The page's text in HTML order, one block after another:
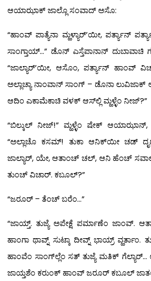
ಆಯಾಝಾಕ್ ಜಾಲ್ಲೊ ಸಂವಾದ್ ಅಸೊ:
“ಹಾಂವ್ ಪಾತ್ಯೆನಾ ಮ್ಹಳ್ಯಾರ್’ಯೀ, ಪರ್ತ್ಯಾನ್
ಸಾಂಗ್ತಾಯ್…” ಡೊನ್ ಎಸ್ತೆಪಾನಾನ್ ದುಬಾವಾಚಿ
“ಜಾಲ್ಯಾರ್’ಯೀ, ಆಸೊಂ, ಪರ್ತ್ಯಾನ್ ಹಾಂವ್
ಅಲ್ಲಾಚ್ಯಾ ನಾಂವಾನ್ ಸಾಂಗ್ – ಡೊನಾ ಲುವಿಜಾಕ್
ಆದಿಂ ಎಕಾಮೆಕಾಚಿ ವಳಕ್ ಆಸ್‍ಲ್ಲಿ ಮ್ಹಳ್ಳೆಂ ನೀಜ್?”
“ಬಿಲ್ಕುಲ್ ನೀಜ್!” ಮ್ಹಳ್ಳೆಂ ಷೇಕ್
“ಅಲ್ಲಾಚೊ ಕಸಮ್! ತುಕಾ ಆನಿಕ್‍ಯೀ ಚಡ್
ಜಾಲ್ಯಾರ್, ಯೇ, ಆತಾಂಚ್ ಚಲ್, ಆನಿ ಹೆಂಚ್
ತುಂಚ್ ವಿಚಾರ್. ಕಬೂಲ್?”
“ಜರೂರ್ – ತೆಂಚ್ ಬರೆಂ…”
“ಜಾಯ್ತ್. ತುಜ್ಯೆ ಅಪೇಕ್ಷೆ ಪರ್ಮಾಣೆಂ ಜಾಂವ್.
ಹಾಂಗಾ ಥಾವ್ನ್ ಸುಟ್ಕಾ ದೀವ್ನ್ ಭಾಯ್ರ್
ಹಾಂವೆಂ ಸಾಂಗ್‍ಲ್ಲೆಂ ಸತ್ ತುಜ್ಯೆ ಮತಿಕ್ ಗೆಲ್ಯಾರ್…
ಜಾಯ್ತಶೆಂ ಕರುಂಕ್ ಹಾಂವ್ ಜರೂರ್ ಕಬೂಲ್